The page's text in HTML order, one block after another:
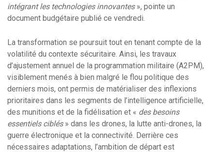
intégrant les technologies innovantes», pointe un
document budgétaire publié ce vendredi.
La transformation se poursuit tout en tenant compte de la
volatilité du contexte sécuritaire. Ainsi, les travaux
d’ajustement annuel de la programmation militaire (A2PM),
visiblement menés à bien malgré le flou politique des
derniers mois, ont permis de matérialiser des inflexions
prioritaires dans les segments de l’intelligence artificielle,
des munitions et de la fidélisation et « des besoins
essentiels ciblés» dans les drones, la lutte anti-drones, la
guerre électronique et la connectivité. Derrière ces
nécessaires adaptations, l’ambition de départ est